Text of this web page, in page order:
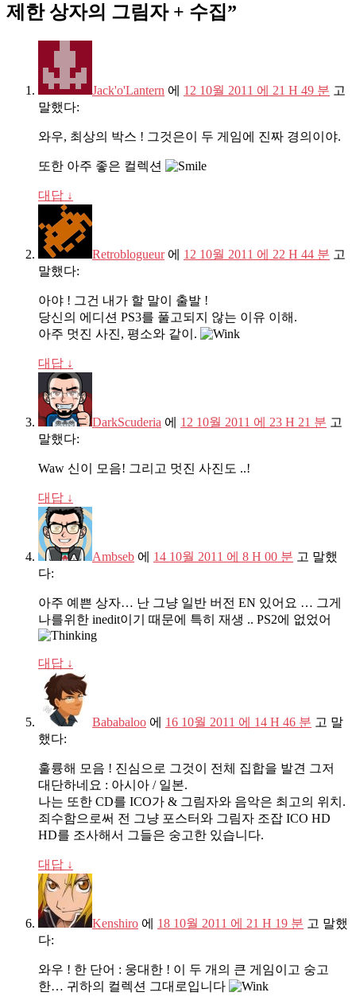
제한 상자의 그림자 + 수집”
Jack'o'Lantern 에 12 10월 2011 에 21 H 49 분 고
말했다:
와우, 최상의 박스 ! 그것은이 두 게임에 진짜 경의이야.
또한 아주 좋은 컬렉션
대답 ↓
Retroblogueur에 12 10월 2011 에 22 H 44 분 고
말했다:
아야 ! 그건 내가 할 말이 출발 !
당신의 에디션 PS3를 풀고되지 않는 이유 이해.
아주 멋진 사진, 평소와 같이.
대답 ↓
DarkScuderia 에 12 10월 2011 에 23 H 21 분 고
말했다:
Waw 신이 모음! 그리고 멋진 사진도 ..!
대답 ↓
Ambseb 에 14 10월 2011 에 8 H 00 분 고 말했
다:
아주 예쁜 상자… 난 그냥 일반 버전 EN 있어요 … 그게
나를위한 inedit이기 때문에 특히 재생 .. PS2에 없었어
대답 ↓
Bababaloo 에 16 10월 2011 에 14 H 46 분 고 말
했다:
훌륭해 모음 ! 진심으로 그것이 전체 집합을 발견 그저
대단하네요 : 아시아 / 일본.
나는 또한 CD를 ICO가 & 그림자와 음악은 최고의 위치.
죄수함으로써 전 그냥 포스터와 그림자 조잡 ICO HD
HD를 조사해서 그들은 숭고한 있습니다.
대답 ↓
Kenshiro 에 18 10월 2011 에 21 H 19 분 고 말했
다:
와우 ! 한 단어 : 웅대한 ! 이 두 개의 큰 게임이고 숭고
한… 귀하의 컬렉션 그대로입니다